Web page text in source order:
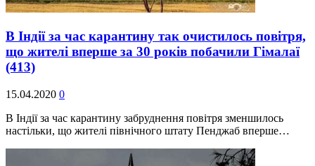
В Індії за час карантину так очистилось повітря,
що жителі вперше за 30 років побачили Гімалаї
(413)
15.04.2020 0
В Індії за час карантину забруднення повітря зменшилось
настільки, що жителі північного штату Пенджаб вперше…